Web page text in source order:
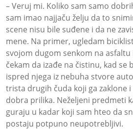
– Veruj mi. Koliko sam samo
sam imao najjaču želju da to
scene nisu bile suđene i da ne
mene. Na primer, ugledam
svojom dugom senkom na
čekam da izađe na čistinu, kad se
ispred njega iz nebuha stvore
trista drugih čuda koji ga zaklone
dobra prilika. Neželjeni predmeti
guraju u kadar koji sam hteo da
postaju potpuno neupotrebljivi.